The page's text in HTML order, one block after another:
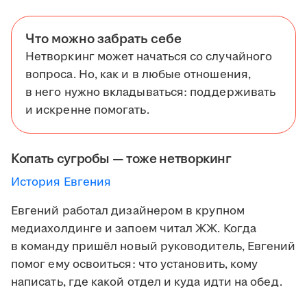
Что можно забрать себе
Нетворкинг может начаться со случайного
вопроса. Но, как и в любые отношения,
в него нужно вкладываться: поддерживать
и искренне помогать.
Копать сугробы — тоже нетворкинг
История Евгения
Евгений работал дизайнером в крупном
медиахолдинге и запоем читал ЖЖ. Когда
в команду пришёл новый руководитель, Евгений
помог ему освоиться: что установить, кому
написать, где какой отдел и куда идти на обед.